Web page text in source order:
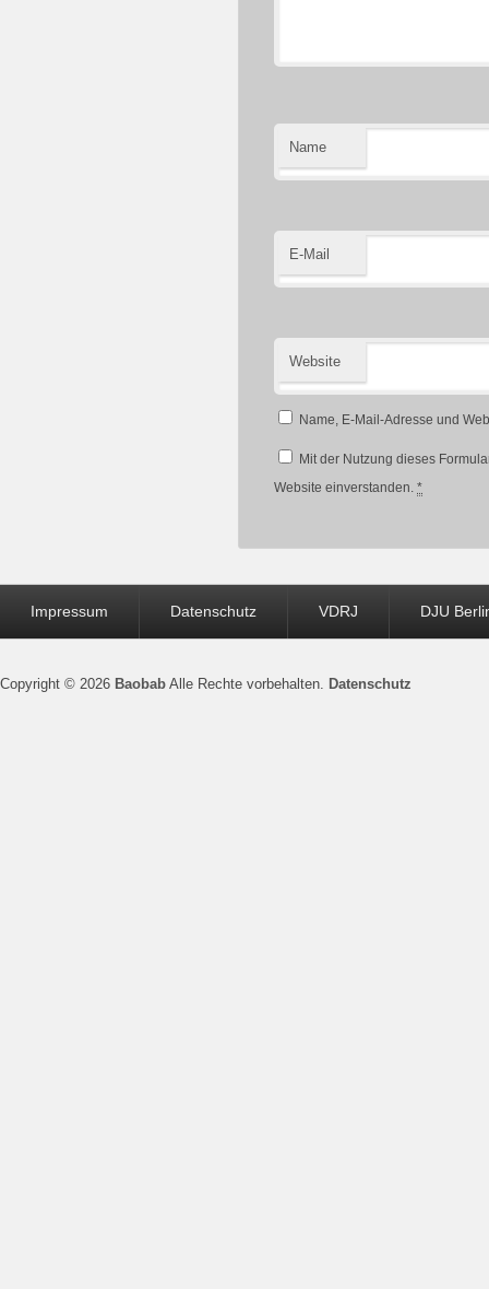
Name
E-Mail
Website
Name, E-Mail-Adresse und
Mit der Nutzung dieses
Website einverstanden. *
MenüImpressum Datenschutz VDRJ DJU
Copyright © 2026 Baobab Alle Rechte vorbehalten. Datenschutz